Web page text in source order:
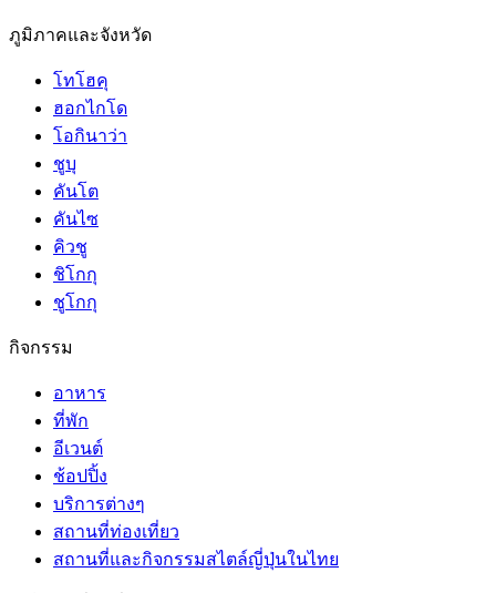
ภูมิภาคและจังหวัด
โทโฮคุ
ฮอกไกโด
โอกินาว่า
ชูบุ
คันโต
คันไซ
คิวชู
ชิโกกุ
ชูโกกุ
กิจกรรม
อาหาร
ที่พัก
อีเวนต์
ช้อปปิ้ง
บริการต่างๆ
สถานที่ท่องเที่ยว
สถานที่และกิจกรรมสไตล์ญี่ปุ่นในไทย